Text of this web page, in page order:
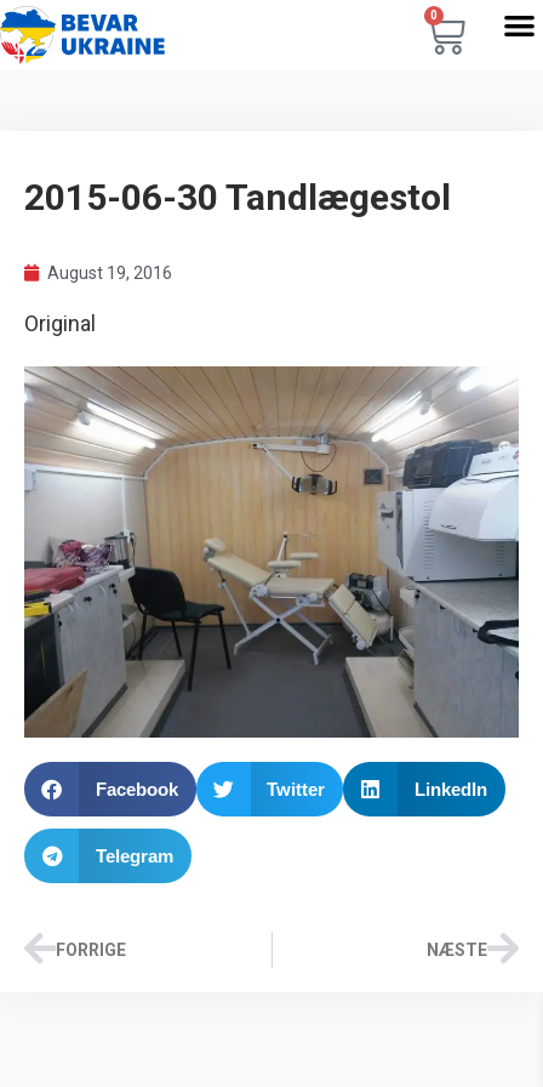
0
2015-06-30 Tandlægestol
August 19, 2016
Original
Facebook Twitter LinkedIn
Telegram
FORRIGE NÆSTE